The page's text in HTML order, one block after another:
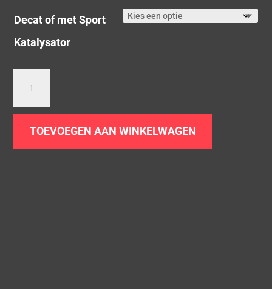
tot
€ 570,00
Decat of met Sport
Katalysator
BMW
|
F06TOEVOEGEN AAN WINKELWAGEN